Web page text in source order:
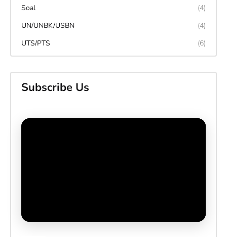
Soal
(4)
UN/UNBK/USBN
(4)
UTS/PTS
(6)
Subscribe Us